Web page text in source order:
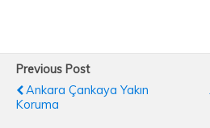
Previous Post
Ankara Çankaya Yakın
Koruma